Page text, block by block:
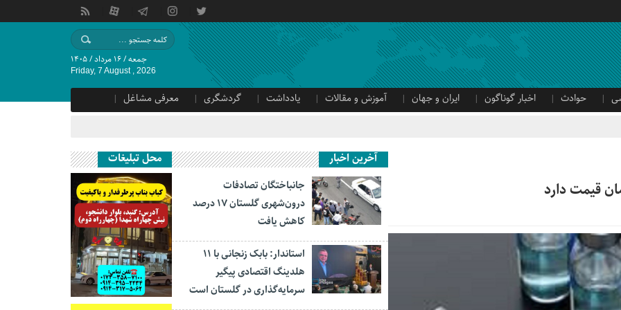
جمعه / ۱۶ مرداد / ۱۴۰۵
Friday, 7 August , 2026
حوادث اخبار گوناگون ایران و جهان آموزش و مقالات یادداشت گردشگری
معرفی مشاغل
آخرین اخبار
جانباختگان تصادفات
درون‌شهری گلستان ۱۷ درصد
کاهش یافت
استاندار: بابک زنجانی با ۱۱
هلدینگ اقتصادی پیگیر
سرمایه‌گذاری در گلستان است
محل تبلیغات